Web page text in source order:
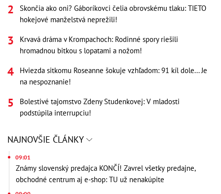
Skončia ako oni? Gáboríkovci čelia obrovskému tlaku: TIETO
hokejové manželstvá neprežili!
Krvavá dráma v Krompachoch: Rodinné spory riešili
hromadnou bitkou s lopatami a nožom!
Hviezda sitkomu Roseanne šokuje vzhľadom: 91 kíl dole... Je
na nespoznanie!
Bolestivé tajomstvo Zdeny Studenkovej: V mladosti
podstúpila interrupciu!
NAJNOVŠIE ČLÁNKY
09:01
Známy slovenský predajca KONČÍ! Zavrel všetky predajne,
obchodné centrum aj e-shop: TU už nenakúpite